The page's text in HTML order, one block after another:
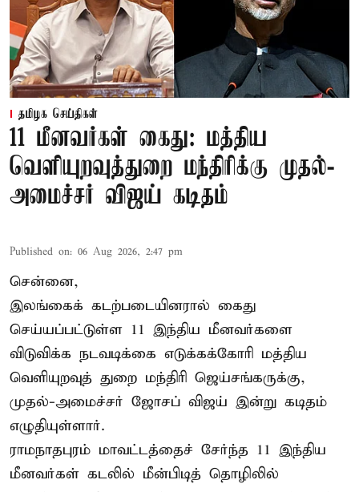
தமிழக செய்திகள்
11 மீனவர்கள் கைது: மத்திய
வெளியுறவுத்துறை மந்திரிக்கு முதல்-
அமைச்சர் விஜய் கடிதம்
Published on: 06 Aug 2026, 2:47 pm
சென்னை,
இலங்கைக் கடற்படையினரால் கைது
செய்யப்பட்டுள்ள 11 இந்திய மீனவர்களை
விடுவிக்க நடவடிக்கை எடுக்கக்கோரி மத்திய
வெளியுறவுத் துறை மந்திரி ஜெய்சங்கருக்கு,
முதல்-அமைச்சர் ஜோசப் விஜய் இன்று கடிதம்
எழுதியுள்ளார்.
ராமநாதபுரம் மாவட்டத்தைச் சேர்ந்த 11 இந்திய
மீனவர்கள் கடலில் மீன்பிடித் தொழிலில்